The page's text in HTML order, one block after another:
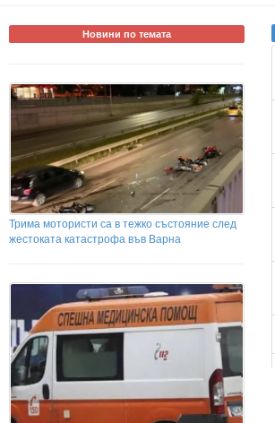
Новини по темата
Трима мотористи са в тежко състояние след
жестоката катастрофа във Варна